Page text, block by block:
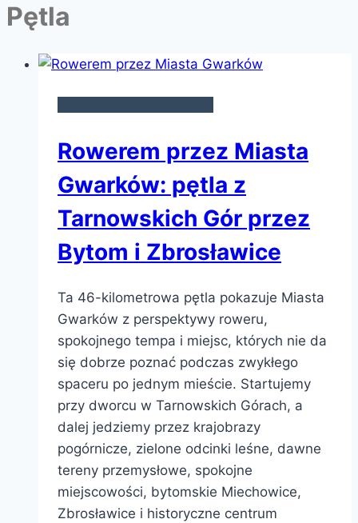
Pętla
Rowerem przez Miasta
Gwarków: pętla z
Tarnowskich Gór przez
Bytom i Zbrosławice
Ta 46-kilometrowa pętla pokazuje Miasta
Gwarków z perspektywy roweru,
spokojnego tempa i miejsc, których nie da
się dobrze poznać podczas zwykłego
spaceru po jednym mieście. Startujemy
przy dworcu w Tarnowskich Górach, a
dalej jedziemy przez krajobrazy
pogórnicze, zielone odcinki leśne, dawne
tereny przemysłowe, spokojne
miejscowości, bytomskie Miechowice,
Zbrosławice i historyczne centrum